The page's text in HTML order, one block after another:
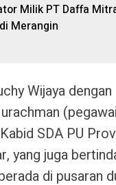
Milik PT Daffa
Merangin
Wijaya
SDA PU
, yang juga
di pusaran